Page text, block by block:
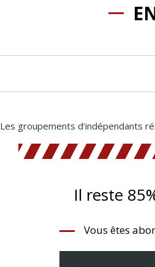
Les groupements d’indépendants
Il reste
Vous êtes